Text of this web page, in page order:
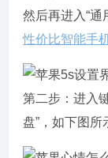
然后再进入“通
性价比智能手
第二步：进入
盘”，如下图所